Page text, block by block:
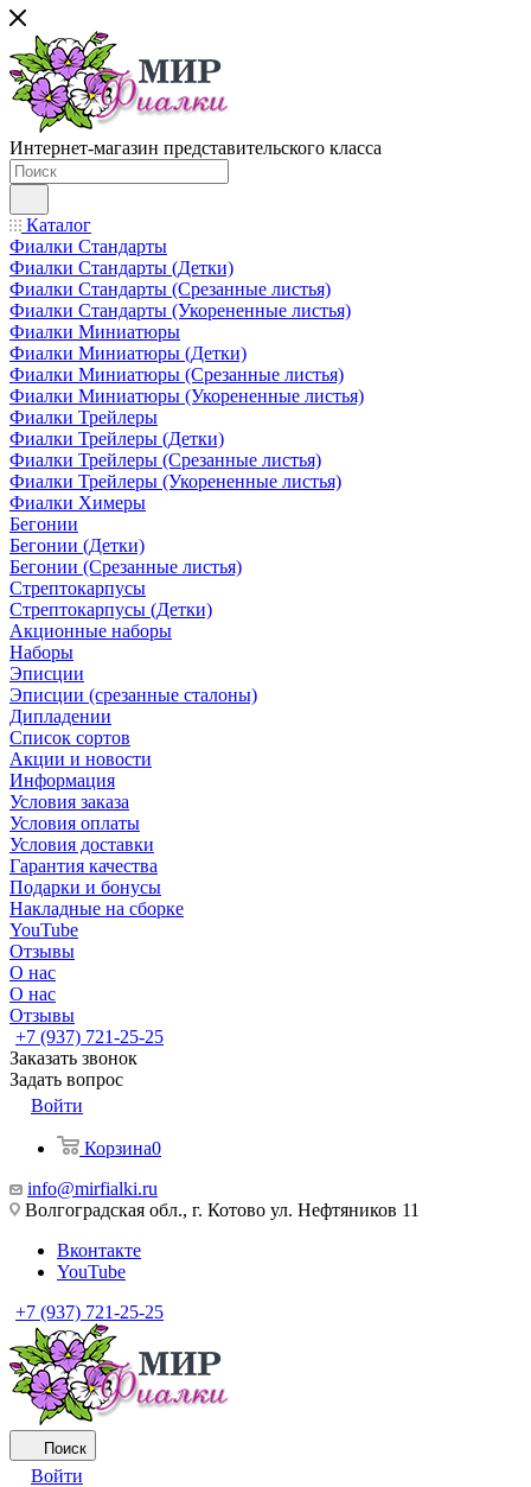
Интернет-магазин представительского класса
Каталог
Фиалки Стандарты
Фиалки Стандарты (Детки)
Фиалки Стандарты (Срезанные листья)
Фиалки Стандарты (Укорененные листья)
Фиалки Миниатюры
Фиалки Миниатюры (Детки)
Фиалки Миниатюры (Срезанные листья)
Фиалки Миниатюры (Укорененные листья)
Фиалки Трейлеры
Фиалки Трейлеры (Детки)
Фиалки Трейлеры (Срезанные листья)
Фиалки Трейлеры (Укорененные листья)
Фиалки Химеры
Бегонии
Бегонии (Детки)
Бегонии (Срезанные листья)
Стрептокарпусы
Стрептокарпусы (Детки)
Акционные наборы
Наборы
Эписции
Эписции (срезанные сталоны)
Дипладении
Список сортов
Акции и новости
Информация
Условия заказа
Условия оплаты
Условия доставки
Гарантия качества
Подарки и бонусы
Накладные на сборке
YouTube
Отзывы
О нас
О нас
Отзывы
+7 (937) 721-25-25
Заказать звонок
Задать вопрос
Войти
Корзина0
info@mirfialki.ru
Волгоградская обл., г. Котово ул. Нефтяников 11
Вконтакте
YouTube
+7 (937) 721-25-25
Поиск
Войти